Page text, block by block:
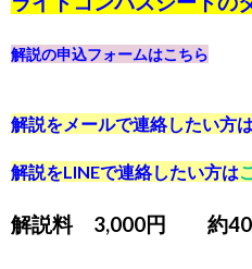
解説の申込フォームはこちら
解説をメールで連絡したい方は
解説をLINEで連絡したい方は
解説料 3,000円 約40